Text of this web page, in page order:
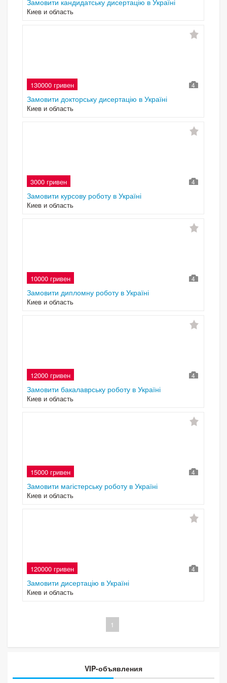
Замовити кандидатську дисертацію в Україні
Киев и область
130000 гривен 4
Замовити докторську дисертацію в Україні
Киев и область
3000 гривен 4
Замовити курсову роботу в Україні
Киев и область
10000 гривен 4
Замовити дипломну роботу в Україні
Киев и область
12000 гривен 4
Замовити бакалаврську роботу в Україні
Киев и область
15000 гривен 4
Замовити магістерську роботу в Україні
Киев и область
120000 гривен 4
Замовити дисертацію в Україні
Киев и область
1
VIP-объявления